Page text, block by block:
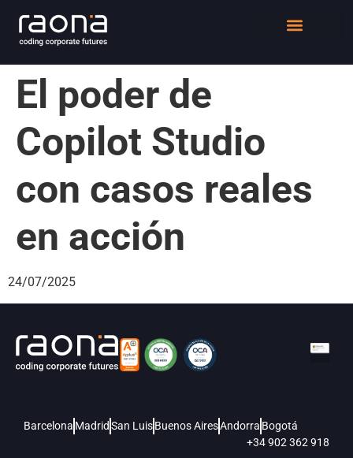
El poder de
Copilot Studio
con casos reales
en acción
24/07/2025
Barcelona MadridSan LuisBuenos AiresAndorra Bogotá
+34 902 362 918